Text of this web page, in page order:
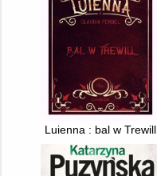
Luienna : bal w Trewill